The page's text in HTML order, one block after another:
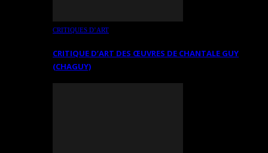
CRITIQUES D’ART
CRITIQUE D’ART DES ŒUVRES DE CHANTALE GUY
(CHAGUY)